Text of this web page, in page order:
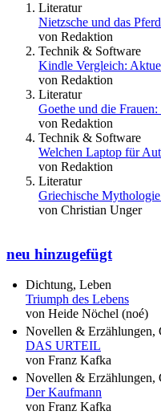
Literatur
Nietzsche und das
von Redaktion
Technik & Software
Kindle Vergleich:
von Redaktion
Literatur
Goethe und die
von Redaktion
Technik & Software
Welchen Laptop für
von Redaktion
Literatur
Griechische
von Christian Unger
neu hinzugefügt
Dichtung, Leben
Triumph des Lebens
von Heide Nöchel (noé)
Novellen & Erzählungen,
DAS URTEIL
von Franz Kafka
Novellen & Erzählungen,
Der Kaufmann
von Franz Kafka